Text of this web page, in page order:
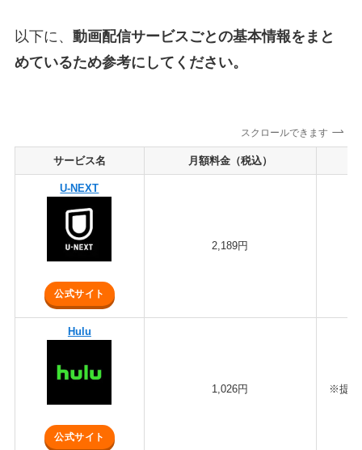
以下に、 動画配信サービスごとの基本情報をまと
めているため参考にしてください。
スクロールできます
サービス名 月額料金（税込）
U-NEXT
公式サイト
2,189円
Hulu
公式サイト
1,026円 ※提携